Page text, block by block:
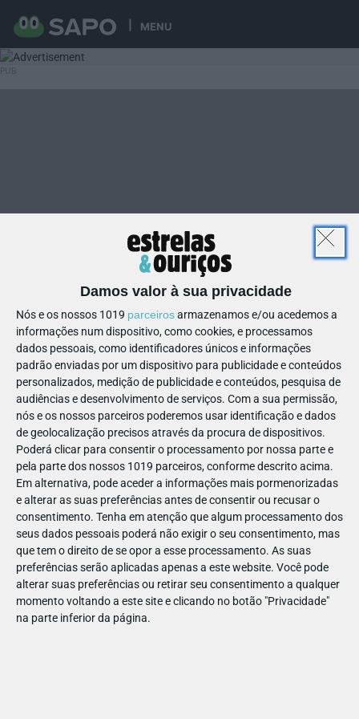
MENU
Damos valor à sua privacidade
Nós e os nossos 1019 parceirosarmazenamos e/ou acedemos a
informações num dispositivo, como cookies, e processamos
dados pessoais, como identificadores únicos e informações
padrão enviadas por um dispositivo para publicidade e conteúdos
personalizados, medição de publicidade e conteúdos, pesquisa de
audiências e desenvolvimento de serviços. Com a sua permissão,
nós e os nossos parceiros poderemos usar identificação e dados
de geolocalização precisos através da procura de dispositivos.
Poderá clicar para consentir o processamento por nossa parte e
pela parte dos nossos 1019 parceiros, conforme descrito acima.
Em alternativa, pode aceder a informações mais pormenorizadas
e alterar as suas preferências antes de consentir ou recusar o
consentimento. Tenha em atenção que algum processamento dos
seus dados pessoais poderá não exigir o seu consentimento, mas
que tem o direito de se opor a esse processamento. As suas
preferências serão aplicadas apenas a este website. Você pode
alterar suas preferências ou retirar seu consentimento a qualquer
momento voltando a este site e clicando no botão "Privacidade"
na parte inferior da página.
10
185421460890008